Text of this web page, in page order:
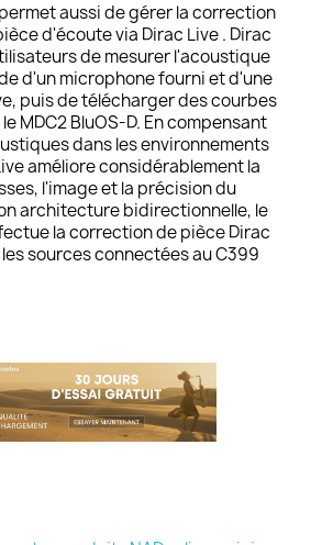
permet aussi de gérer la correction
d'écoute via Dirac Live . Dirac
de mesurer l'acoustique
d'un microphone fourni et d'une
puis de télécharger des courbes
MDC2 BluOS-D. En compensant
dans les environnements
améliore considérablement la
l'image et la précision du
architecture bidirectionnelle, le
la correction de pièce Dirac
sources connectées au C399